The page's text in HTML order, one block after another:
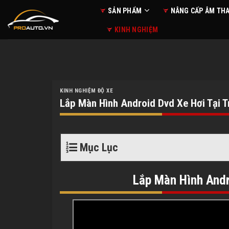
content
SẢN PHẨM NÂNG CẤP ÂM
KINH NGHIỆM
KINH NGHIỆM ĐỘ XE
Lắp Màn Hình Android Dvd Xe Hơi Tại
Mục Lục
Lắp Màn Hình